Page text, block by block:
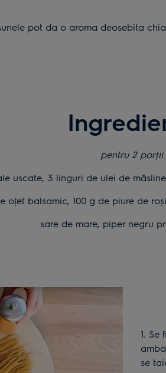
pot da o aroma deosebita
pentru 2 porţii
uscate, 3 linguri de ulei de
oţet balsamic, 100 g de piure de
sare de mare, piper negru
1. Se fierb pastele in apa cu sare de mare, conform instructiunilor de pe
se